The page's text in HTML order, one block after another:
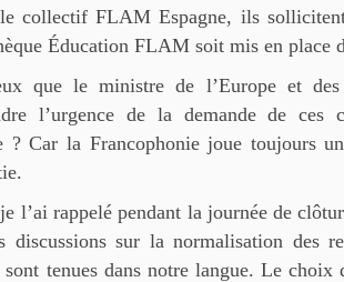
collectif FLAM Espagne, ils
Éducation FLAM soit mis en place
que le ministre de l’Europe et des
l’urgence de la demande de ces
? Car la Francophonie joue toujours
l’ai rappelé pendant la journée de
discussions sur la normalisation des
sont tenues dans notre langue. Le choix